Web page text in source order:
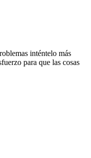
inténtelo más
para que las cosas